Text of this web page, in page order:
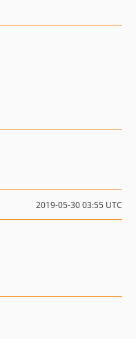
2019-05-30 03:55 UTC